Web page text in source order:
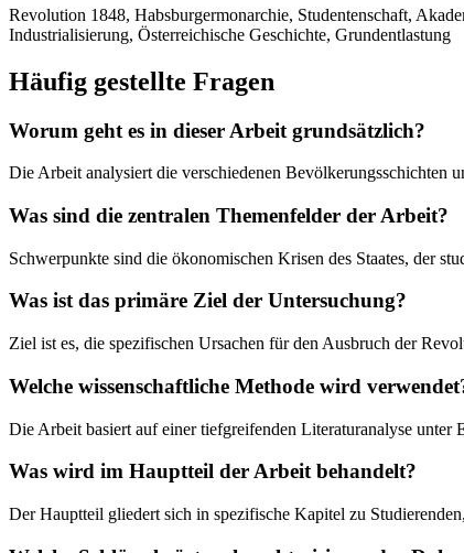
Revolution 1848, Habsburgermonarchie, Studentenschaft,
Industrialisierung, Österreichische Geschichte, Grundentlastung
Häufig gestellte Fragen
Worum geht es in dieser Arbeit grundsätzlich?
Die Arbeit analysiert die verschiedenen
Was sind die zentralen Themenfelder der Arbeit?
Schwerpunkte sind die ökonomischen Krisen des Staates, der
Was ist das primäre Ziel der Untersuchung?
Ziel ist es, die spezifischen Ursachen für den Ausbruch der
Welche wissenschaftliche Methode wird
Die Arbeit basiert auf einer tiefgreifenden Literaturanalyse unter
Was wird im Hauptteil der Arbeit behandelt?
Der Hauptteil gliedert sich in spezifische Kapitel zu